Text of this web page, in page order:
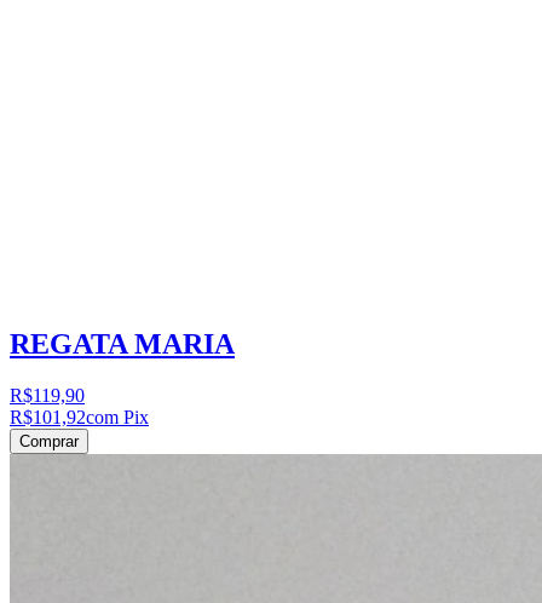
REGATA MARIA
R$119,90
R$101,92com Pix
Comprar